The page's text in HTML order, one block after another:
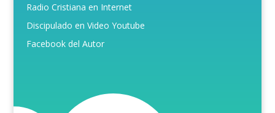
Radio Cristiana en Internet
Discipulado en Video Youtube
Facebook del Autor